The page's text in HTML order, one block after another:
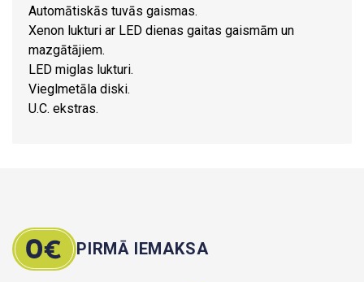
Automātiskās tuvās gaismas.
Xenon lukturi ar LED dienas gaitas gaismām un
mazgātājiem.
LED miglas lukturi.
Vieglmetāla diski.
U.C. ekstras.
PIRMĀ IEMAKSA